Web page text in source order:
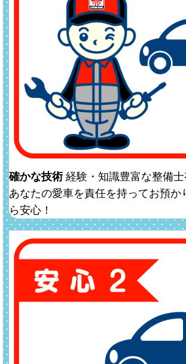
確かな技術経験・知識豊富な整備士
あなたの愛車を責任を持ってお預か
ら安心！